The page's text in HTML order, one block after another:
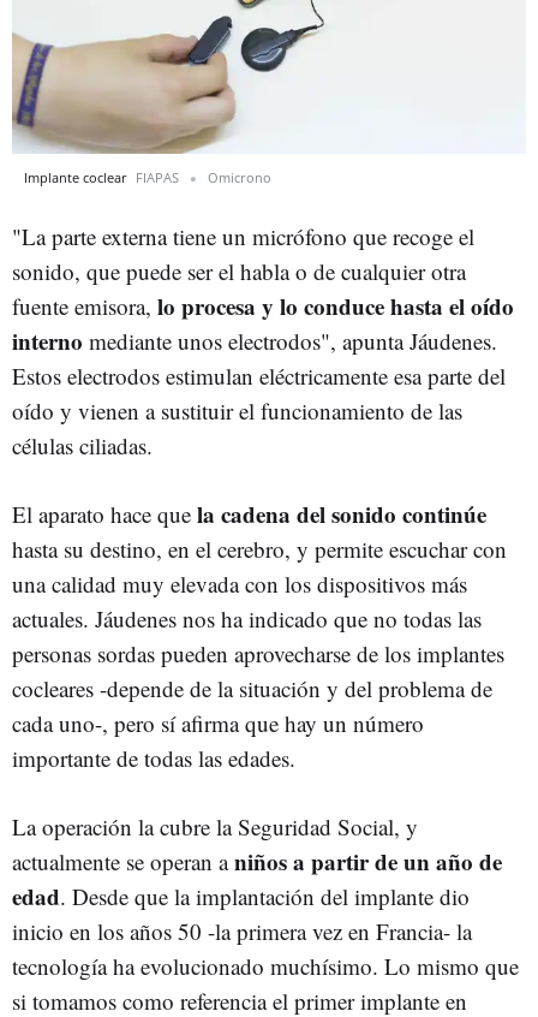
Implante coclear FIAPAS Omicrono
"La parte externa tiene un micrófono que recoge el
sonido, que puede ser el habla o de cualquier otra
fuente emisora, lo procesa y lo conduce hasta el oído
interno mediante unos electrodos", apunta Jáudenes.
Estos electrodos estimulan eléctricamente esa parte del
oído y vienen a sustituir el funcionamiento de las
células ciliadas.
El aparato hace que la cadena del sonido continúe
hasta su destino, en el cerebro, y permite escuchar con
una calidad muy elevada con los dispositivos más
actuales. Jáudenes nos ha indicado que no todas las
personas sordas pueden aprovecharse de los implantes
cocleares -depende de la situación y del problema de
cada uno-, pero sí afirma que hay un número
importante de todas las edades.
La operación la cubre la Seguridad Social, y
actualmente se operan aniños a partir de un año de
edad. Desde que la implantación del implante dio
inicio en los años 50 -la primera vez en Francia- la
tecnología ha evolucionado muchísimo. Lo mismo que
si tomamos como referencia el primer implante en